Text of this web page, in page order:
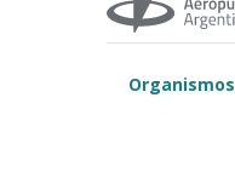
Organismos